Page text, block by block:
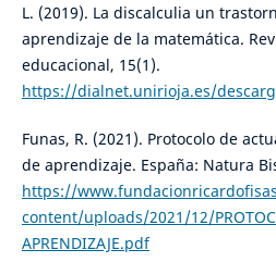
L. (2019). La discalculia un
aprendizaje de la matemática.
educacional, 15(1).
https://dialnet.unirioja.es/
Funas, R. (2021). Protocolo de
de aprendizaje. España: Natura
https://
content/uploads/2021/12/
APRENDIZAJE.pdf